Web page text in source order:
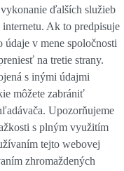
ďalších služieb
Ak to predpisuje
údaje v mene spoločnosti
na tretie strany.
s inými údajmi
môžete zabrániť
Upozorňujeme
s plným využitím
tejto webovej
zhromaždených